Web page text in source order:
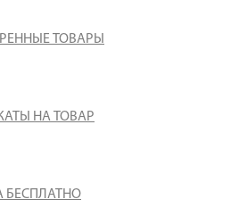
ТОВАРЫ
НА ТОВАР
БЕСПЛАТНО